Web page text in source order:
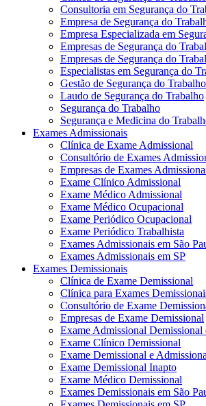
Consultoria em Segurança do
Empresa de Segurança do
Empresa Especializada em
Empresas de Segurança do
Empresas de Segurança do
Especialistas em Segurança do
Gestão de Segurança do Trabalho
Laudo de Segurança do Trabalho
Segurança do Trabalho
Segurança e Medicina do
Exames Admissionais
Clínica de Exame Admissional
Consultório de Exames
Empresas de Exames
Exame Clínico Admissional
Exame Médico Admissional
Exame Médico Ocupacional
Exame Periódico Ocupacional
Exame Periódico Trabalhista
Exames Admissionais em São
Exames Admissionais em SP
Exames Demissionais
Clínica de Exame Demissional
Clínica para Exames
Consultório de Exame
Empresas de Exame Demissional
Exame Admissional Demissional
Exame Clínico Demissional
Exame Demissional e
Exame Demissional Inapto
Exame Médico Demissional
Exames Demissionais em São